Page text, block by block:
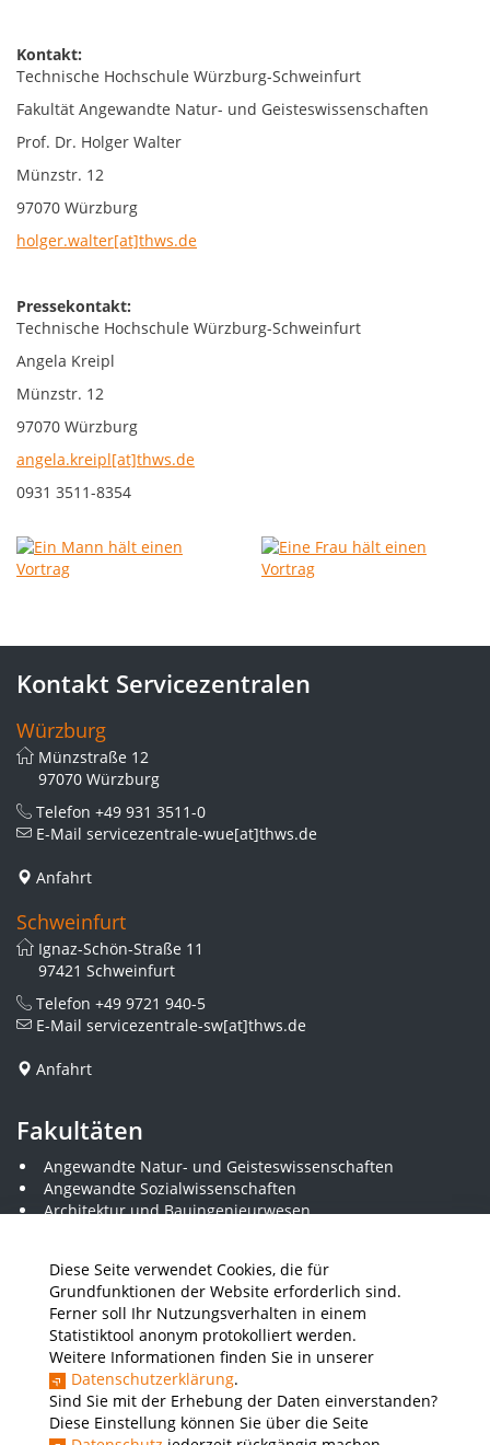
Diese Seite verwendet Cookies, die für
Grundfunktionen der Website erforderlich sind.
Ferner soll Ihr Nutzungsverhalten in einem
Statistiktool anonym protokolliert werden.
Weitere Informationen finden Sie in unserer
Datenschutzerklärung.
Sind Sie mit der Erhebung der Daten einverstanden?
Diese Einstellung können Sie über die Seite
Kontakt:
Technische Hochschule Würzburg-Schweinfurt
Fakultät Angewandte Natur- und Geisteswissenschaften
Prof. Dr. Holger Walter
Münzstr. 12
97070 Würzburg
holger.walter[at]thws.de
Pressekontakt:
Technische Hochschule Würzburg-Schweinfurt
Angela Kreipl
Münzstr. 12
97070 Würzburg
angela.kreipl[at]thws.de
0931 3511-8354
Kontakt Servicezentralen
Würzburg
Münzstraße 12
97070 Würzburg
Telefon +49 931 3511-0
E-Mail servicezentrale-wue[at]thws.de
Anfahrt
Schweinfurt
Ignaz-Schön-Straße 11
97421 Schweinfurt
Telefon +49 9721 940-5
E-Mail servicezentrale-sw[at]thws.de
Anfahrt
Fakultäten
Angewandte Natur- und Geisteswissenschaften
Angewandte Sozialwissenschaften
Architektur und Bauingenieurwesen
Informatik und Wirtschaftsinformatik
Kunststofftechnik und Vermessung
Maschinenbau
THWS Business School
Wirtschaftsingenieurwesen
Presse Stellenausschreibungen Intranet THWS Store